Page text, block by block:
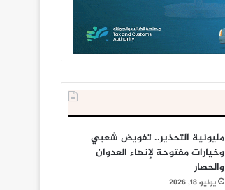
مليونية التحذير.. تفويض شعبي
وخيارات مفتوحة لإنهاء العدوان
والحصار
يوليو 18, 2026